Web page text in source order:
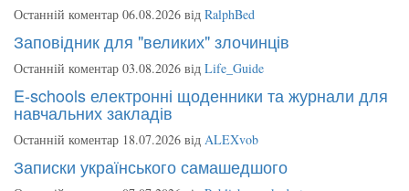
Останній коментар 06.08.2026 від RalphBed
Заповідник для "великих" злочинців
Останній коментар 03.08.2026 від Life_Guide
E-schools електронні щоденники та журнали для
навчальних закладів
Останній коментар 18.07.2026 від ALEXvob
Записки українського самашедшого